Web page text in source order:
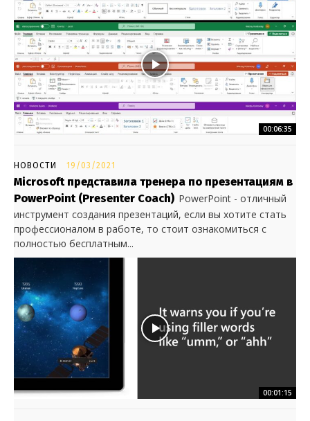
00:06:35
НОВОСТИ 19/03/2021
Microsoft представила тренера по презентациям в
PowerPoint (Presenter Coach) PowerPoint - отличный
инструмент создания презентаций, если вы хотите стать
профессионалом в работе, то стоит ознакомиться с
полностью бесплатным...
00:01:15